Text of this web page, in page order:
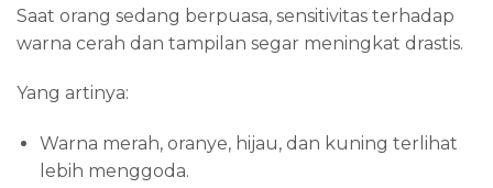
Saat orang sedang berpuasa, sensitivitas terhadap
warna cerah dan tampilan segar meningkat drastis.
Yang artinya:
Warna merah, oranye, hijau, dan kuning terlihat
lebih menggoda.